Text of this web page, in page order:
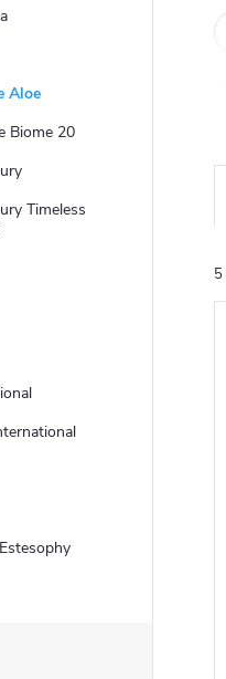
Aloe
Biome 20
Timeless
a5